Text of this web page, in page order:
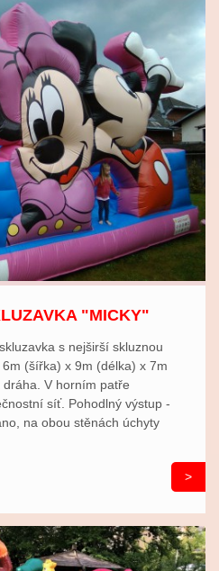
"MICKY"
s nejširší skluznou
(šířka) x 9m (délka) x 7m
V horním patře
síť. Pohodlný výstup -
na obou stěnách úchyty
>